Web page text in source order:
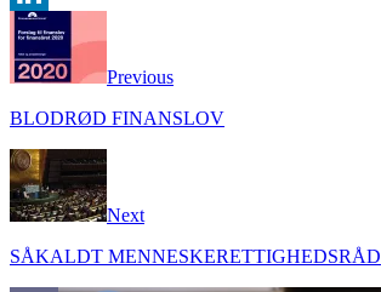
LinkedIn
Previous
BLODRØD FINANSLOV
Next
SÅKALDT MENNESKERETTIGHEDSRÅD